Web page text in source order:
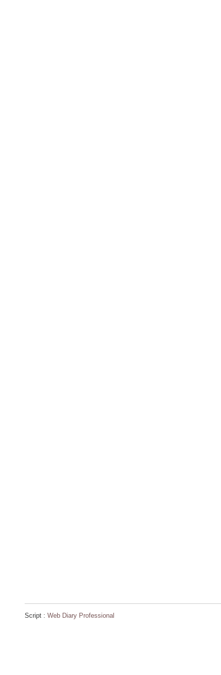
Script : Web Diary Professional